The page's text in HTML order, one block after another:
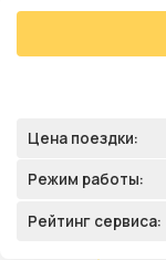
Цена поездки:
Режим работы:
Рейтинг сервиса: